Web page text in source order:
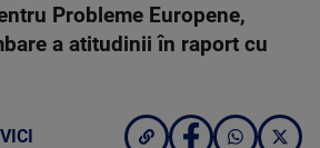
Probleme Europene,
a atitudinii în raport cu